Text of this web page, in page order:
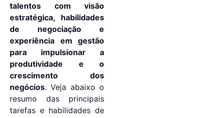
talentos com visão
estratégica, habilidades
de negociação e
experiência em gestão
para impulsionar a
produtividade e o
crescimento dos
negócios. Veja abaixo o
resumo das principais
tarefas e habilidades de